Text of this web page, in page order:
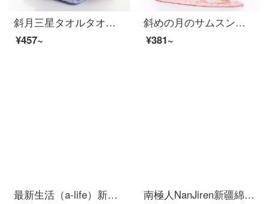
斜月三星タオルタオル純綿乳幼児バスタオル六層ガーゼ綿のしわが大人の男女のベビータオル110*110 cm黄色のバスタオル
¥457~
斜めの月のサムスンの全綿の祥雲のバスタオルは増大して厚いカップルの金のバスタオルをプラスします。
¥381~
最新生活（a-life）新疆長絨綿タオルタオルタオル3点セット洗顔タオル純綿強吸水国民シリーズベージュタオル/灰色バスタオル/灰色バスタオル 南極人NanJiren新疆綿大バスタオル+タオル2枚に綿を入れて柔らかく吸水します。男女バスタオルを厚くして、タオルタオルのフェイスタオルを組み合わせて70*140 cmを入れます。